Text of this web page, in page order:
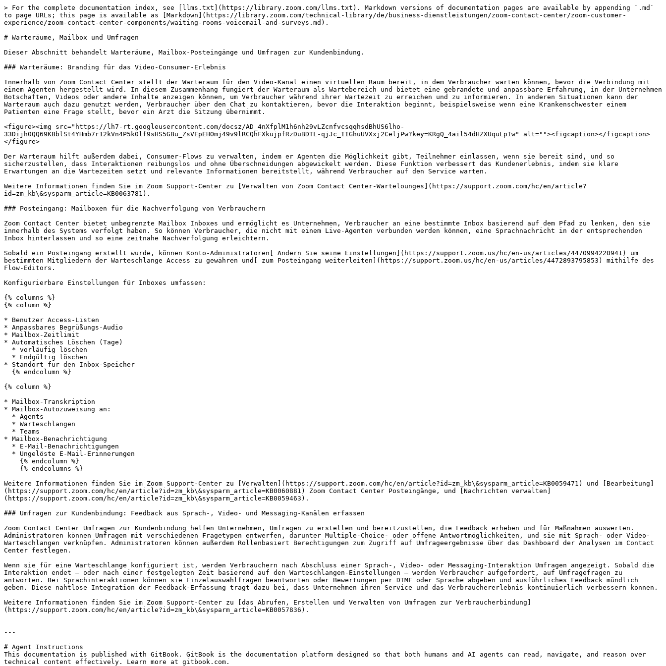
> For the complete documentation index, see [llms.txt](https://library.zoom.com/llms.txt). Markdown versions of documentation pages are available by appending `.md`
to page URLs; this page is available as [Markdown](https://library.zoom.com/technical-library/de/business-dienstleistungen/zoom-contact-center/zoom-customer-
experience/zoom-contact-center-components/waiting-rooms-voicemail-and-surveys.md).
# Warteräume, Mailbox und Umfragen
Dieser Abschnitt behandelt Warteräume, Mailbox-Posteingänge und Umfragen zur Kundenbindung.
### Warteräume: Branding für das Video-Consumer-Erlebnis
Innerhalb von Zoom Contact Center stellt der Warteraum für den Video-Kanal einen virtuellen Raum bereit, in dem Verbraucher warten können, bevor die Verbindung mit
einem Agenten hergestellt wird. In diesem Zusammenhang fungiert der Warteraum als Wartebereich und bietet eine gebrandete und anpassbare Erfahrung, in der Unternehmen
Botschaften, Videos oder andere Inhalte anzeigen können, um Verbraucher während ihrer Wartezeit zu erreichen und zu informieren. In anderen Situationen kann der
Warteraum auch dazu genutzt werden, Verbraucher über den Chat zu kontaktieren, bevor die Interaktion beginnt, beispielsweise wenn eine Krankenschwester einem
Patienten eine Frage stellt, bevor ein Arzt die Sitzung übernimmt.
<figure><img src="https://lh7-rt.googleusercontent.com/docsz/AD_4nXfplM1h6nh29vLZcnfvcsqqhsdBhUS6lho-
33Dijh0QQ69KBblSt4YHmb7r12kVn4P5k0lf9sHS5GBu_ZsVEpEHOmj49v9lRCQhFXkujpfRzDuBDTL-qjJc_IIGhuUVXxj2CeljPw?key=KRgQ_4ail54dHZXUquLpIw" alt=""><figcaption></figcaption>
</figure>
Der Warteraum hilft außerdem dabei, Consumer-Flows zu verwalten, indem er Agenten die Möglichkeit gibt, Teilnehmer einlassen, wenn sie bereit sind, und so
sicherzustellen, dass Interaktionen reibungslos und ohne Überschneidungen abgewickelt werden. Diese Funktion verbessert das Kundenerlebnis, indem sie klare
Erwartungen an die Wartezeiten setzt und relevante Informationen bereitstellt, während Verbraucher auf den Service warten.
Weitere Informationen finden Sie im Zoom Support-Center zu [Verwalten von Zoom Contact Center-Wartelounges](https://support.zoom.com/hc/en/article?
id=zm_kb\&sysparm_article=KB0063781).
### Posteingang: Mailboxen für die Nachverfolgung von Verbrauchern
Zoom Contact Center bietet unbegrenzte Mailbox Inboxes und ermöglicht es Unternehmen, Verbraucher an eine bestimmte Inbox basierend auf dem Pfad zu lenken, den sie
innerhalb des Systems verfolgt haben. So können Verbraucher, die nicht mit einem Live-Agenten verbunden werden können, eine Sprachnachricht in der entsprechenden
Inbox hinterlassen und so eine zeitnahe Nachverfolgung erleichtern.
Sobald ein Posteingang erstellt wurde, können Konto-Administratoren[ Ändern Sie seine Einstellungen](https://support.zoom.us/hc/en-us/articles/4470994220941) um
bestimmten Mitgliedern der Warteschlange Access zu gewähren und[ zum Posteingang weiterleiten](https://support.zoom.us/hc/en-us/articles/4472893795853) mithilfe des
Flow-Editors.
Konfigurierbare Einstellungen für Inboxes umfassen:
{% columns %}
{% column %}
* Benutzer Access-Listen
* Anpassbares Begrüßungs-Audio
* Mailbox-Zeitlimit
* Automatisches Löschen (Tage)
* Standort für den Inbox-Speicher
{% column %}
* Mailbox-Transkription
* Mailbox-Autozuweisung an:
* Mailbox-Benachrichtigung
Weitere Informationen finden Sie im Zoom Support-Center zu [Verwalten](https://support.zoom.com/hc/en/article?id=zm_kb\&sysparm_article=KB0059471) und [Bearbeitung]
(https://support.zoom.com/hc/en/article?id=zm_kb\&sysparm_article=KB0060881) Zoom Contact Center Posteingänge, und [Nachrichten verwalten]
(https://support.zoom.com/hc/en/article?id=zm_kb\&sysparm_article=KB0059463).
### Umfragen zur Kundenbindung: Feedback aus Sprach-, Video- und Messaging-Kanälen erfassen
Zoom Contact Center Umfragen zur Kundenbindung helfen Unternehmen, Umfragen zu erstellen und bereitzustellen, die Feedback erheben und für Maßnahmen auswerten.
Administratoren können Umfragen mit verschiedenen Fragetypen entwerfen, darunter Multiple-Choice- oder offene Antwortmöglichkeiten, und sie mit Sprach- oder Video-
Warteschlangen verknüpfen. Administratoren können außerdem Rollenbasiert Berechtigungen zum Zugriff auf Umfrageergebnisse über das Dashboard der Analysen im Contact
Center festlegen.
Wenn sie für eine Warteschlange konfiguriert ist, werden Verbrauchern nach Abschluss einer Sprach-, Video- oder Messaging-Interaktion Umfragen angezeigt. Sobald die
Interaktion endet – oder nach einer festgelegten Zeit basierend auf den Warteschlangen-Einstellungen – werden Verbraucher aufgefordert, auf Umfragefragen zu
antworten. Bei Sprachinteraktionen können sie Einzelauswahlfragen beantworten oder Bewertungen per DTMF oder Sprache abgeben und ausführliches Feedback mündlich
geben. Diese nahtlose Integration der Feedback-Erfassung trägt dazu bei, dass Unternehmen ihren Service und das Verbrauchererlebnis kontinuierlich verbessern können.
Weitere Informationen finden Sie im Zoom Support-Center zu [das Abrufen, Erstellen und Verwalten von Umfragen zur Verbraucherbindung]
(https://support.zoom.com/hc/en/article?id=zm_kb\&sysparm_article=KB0057836).
---
# Agent Instructions
This documentation is published with GitBook. GitBook is the documentation platform designed so that both humans and AI agents can read, navigate, and reason over
technical content effectively. Learn more at gitbook.com.